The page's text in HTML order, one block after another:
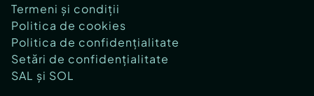
Termeni și condiții
Politica de cookies
Politica de confidențialitate
Setări de confidențialitate
SAL și SOL